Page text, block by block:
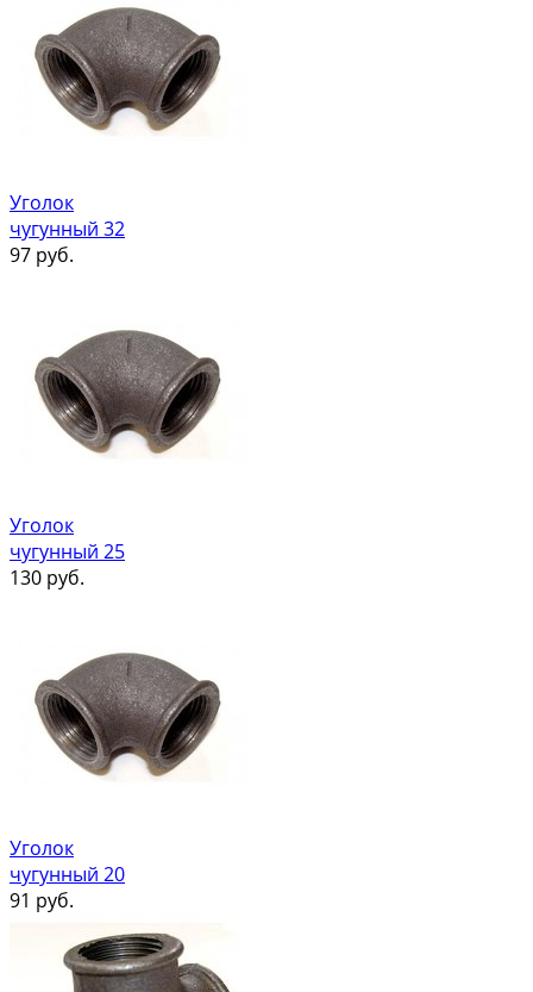
Уголок
чугунный 32
97 руб.
Уголок
чугунный 25
130 руб.
Уголок
чугунный 20
91 руб.